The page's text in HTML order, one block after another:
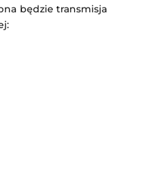
będzie transmisja